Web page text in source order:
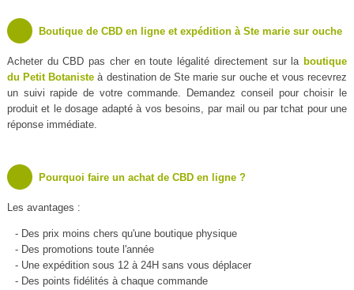
Boutique de CBD en ligne et expédition à Ste marie sur ouche
Acheter du CBD pas cher en toute légalité directement sur la boutique
du Petit Botaniste à destination de Ste marie sur ouche et vous recevrez
un suivi rapide de votre commande. Demandez conseil pour choisir le
produit et le dosage adapté à vos besoins, par mail ou par tchat pour une
réponse immédiate.
Pourquoi faire un achat de CBD en ligne ?
Les avantages :
- Des prix moins chers qu'une boutique physique
- Des promotions toute l'année
- Une expédition sous 12 à 24H sans vous déplacer
- Des points fidélités à chaque commande